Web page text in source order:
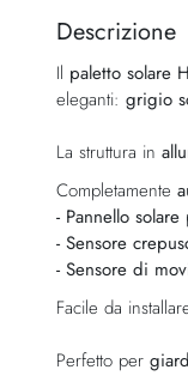
della
di
immagini
Descrizione
Il paletto solare
eleganti: grigio
La struttura in
Completamente
- Pannello solare
- Sensore
- Sensore di
Facile da
Perfetto per